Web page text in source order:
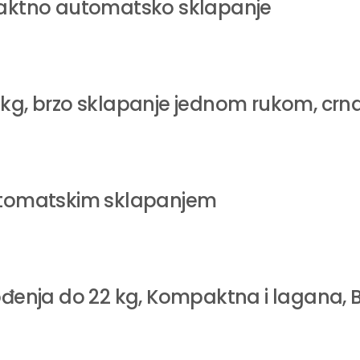
Navlaka kolica se može održavati
deterdžentom, dok je metalne
automatsko sklapanje
brzo sklapanje jednom rukom,
sklapanjem
do 22 kg, Kompaktna i lagana,